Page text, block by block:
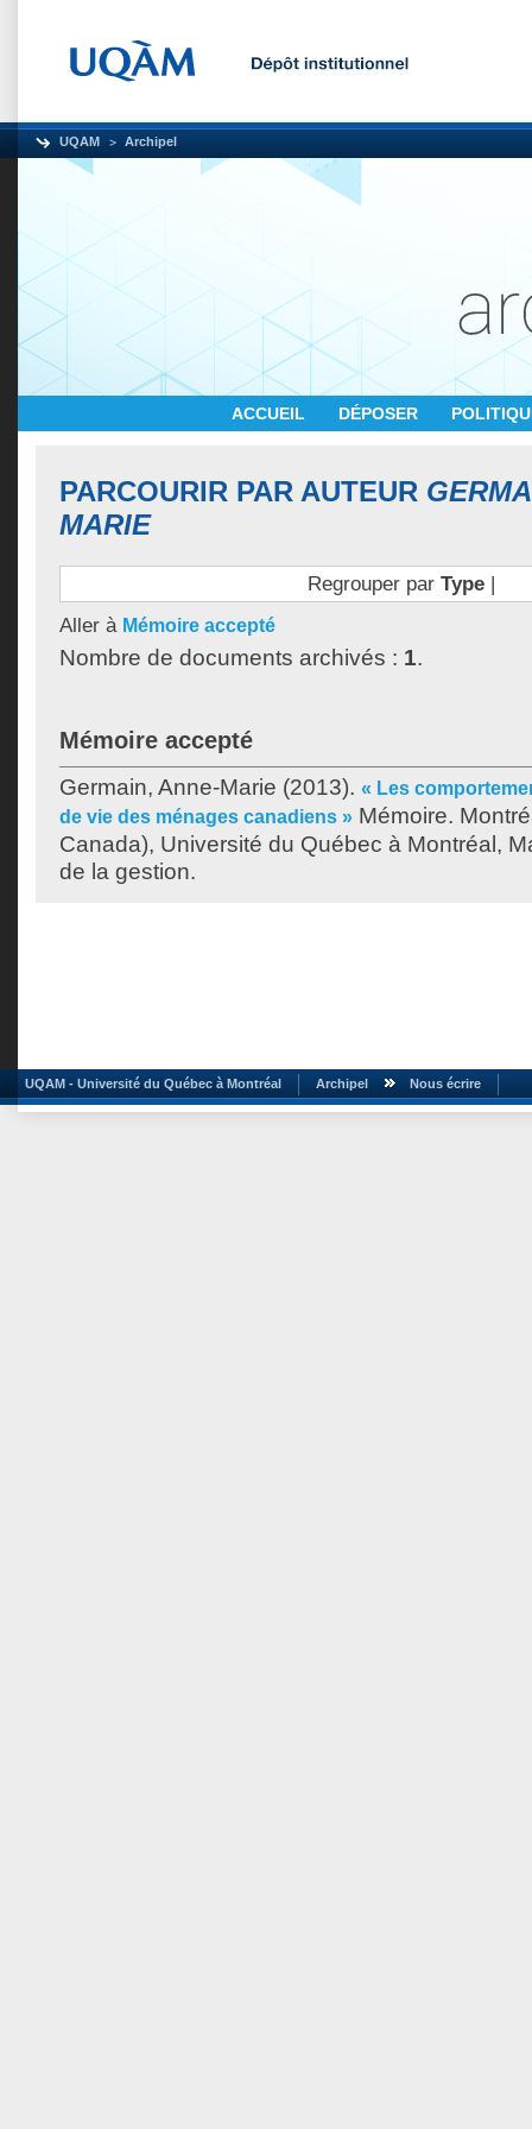
UQAM Archipel
ACCUEIL DÉPOSER
PARCOURIR PAR AUTEUR
MARIE
Regrouper par Type|
Aller à Mémoire accepté
Nombre de documents archivés : 1.
Mémoire accepté
Germain, Anne-Marie (2013). « Les
de vie des ménages canadiens » Mémoire.
Canada), Université du Québec à Montréal,
de la gestion.
UQAM - Université du Québec à Montréal Archipel Nous écrire